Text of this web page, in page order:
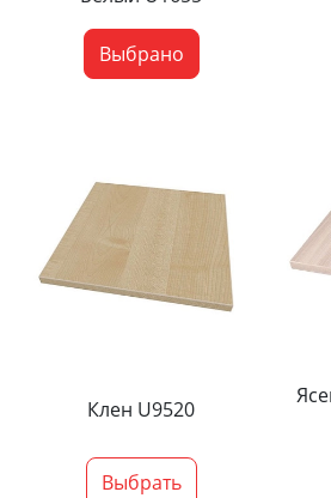
Выбрано
Клен U9520
Выбрать